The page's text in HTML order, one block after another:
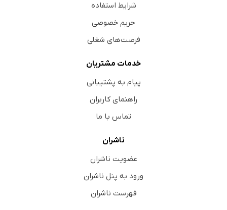
شرایط استفاده
حریم خصوصی
فرصت‌های شغلی
خدمات مشتریان
پیام به پشتیبانی
راهنمای کاربران
تماس با ما
ناشران
عضویت ناشران
ورود به پنل ناشران
فهرست ناشران